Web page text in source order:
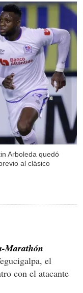
Arboleda quedó
al clásico
X
Marathón
el
con el atacante